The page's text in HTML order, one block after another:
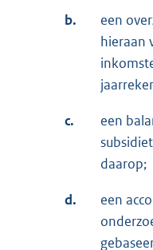
b.
een
hieraan
c.
een
daarop;
d.
een